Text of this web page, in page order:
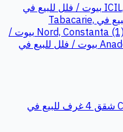
بيوت / فلل للبيع في
بيوت / فلل للبيع في Tabacarie,
بيوت /
بيوت / فلل للبيع في
شقق 4 غرف للبيع في